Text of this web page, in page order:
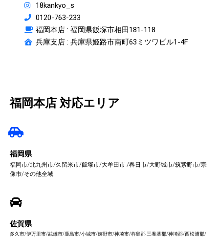
18kankyo_s
0120-763-233
福岡本店 : 福岡県飯塚市相田181-118
兵庫支店 : 兵庫県姫路市南町63ミツワビル1-4F
福岡本店 対応エリア
福岡県
福岡市/北九州市/久留米市/飯塚市/大牟田市 /春日市/大野城市/筑紫野市/宗
像市/その他全域
佐賀県
多久市/伊万里市/武雄市/鹿島市/小城市/嬉野市/神埼市/杵島郡 三養基郡/神埼郡/西松浦郡/